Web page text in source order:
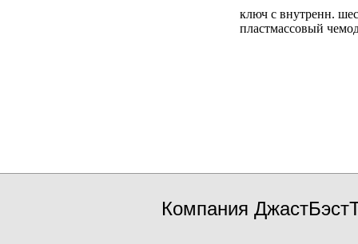
ключ с внутренн.
пластмассовый
Компания